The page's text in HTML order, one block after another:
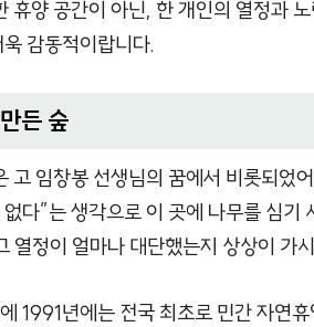
휴양 공간이 아닌, 한 개인의 열정과
감동적이랍니다.
든 숲
고 임창봉 선생님의 꿈에서 비롯되었
다”는 생각으로 이 곳에 나무를 심
열정이 얼마나 대단했는지 상상이 가
1991년에는 전국 최초로 민간 자연